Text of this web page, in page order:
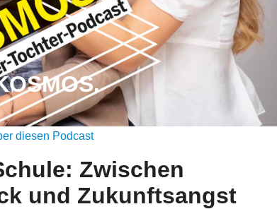
diesen Podcast
Zwischen
und Zukunftsangst